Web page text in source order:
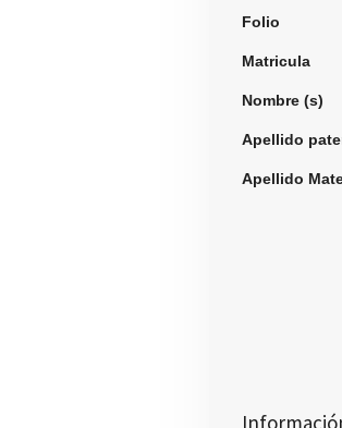
Folio
Matricula
Nombre (s)
Apellido
Apellido